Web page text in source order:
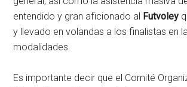
entendido y gran aficionado al Futvoley
y llevado en volandas a los finalistas en
modalidades.
Es importante decir que el Comité